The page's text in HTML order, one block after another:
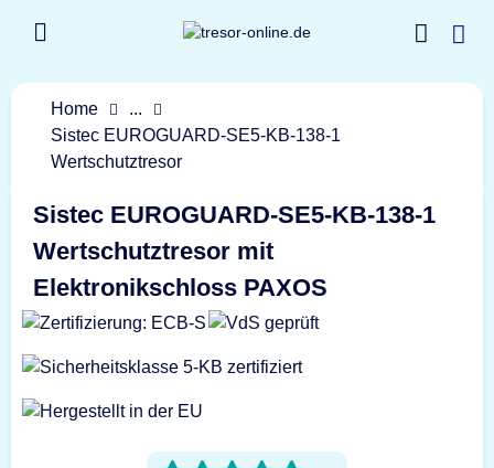
Home
...
Sistec EUROGUARD-SE5-KB-138-1
Wertschutztresor
Sistec EUROGUARD-SE5-KB-138-1
Wertschutztresor mit
Elektronikschloss PAXOS